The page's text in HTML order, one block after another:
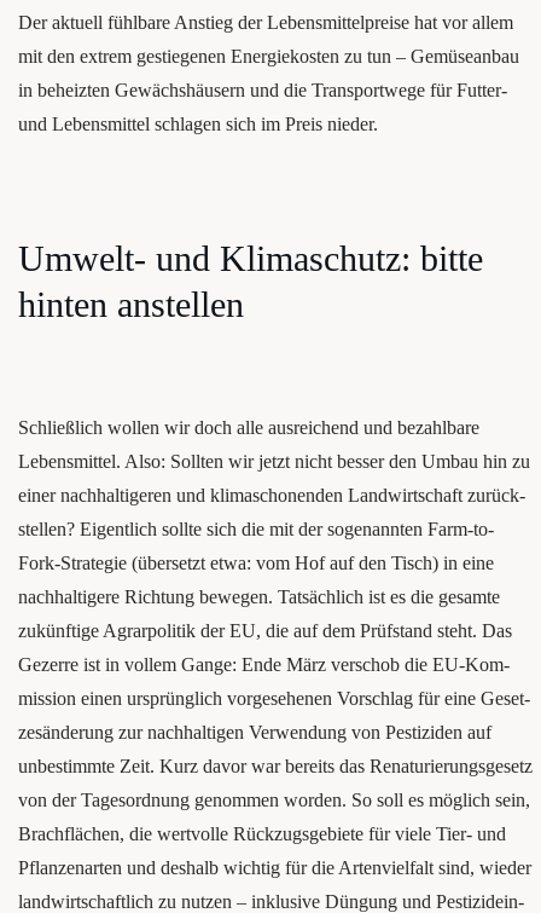
Der aktu­ell fühl­ba­re Anstieg der Lebens­mit­tel­prei­se hat vor allem
mit den extrem gestie­ge­nen Ener­gie­kos­ten zu tun – Gemü­se­an­bau
in beheiz­ten Gewächs­häu­sern und die Trans­port­we­ge für Fut­ter-
und Lebens­mit­tel schla­gen sich im Preis nieder.
Umwelt- und Kli­ma­schutz: bit­te
hin­ten anstellen
Schließ­lich wol­len wir doch alle aus­rei­chend und bezahl­ba­re
Lebens­mit­tel. Also: Soll­ten wir jetzt nicht bes­ser den Umbau hin zu
einer nach­hal­ti­ge­ren und kli­ma­scho­nen­den Land­wirt­schaft zurück­
stel­len? Eigent­lich soll­te sich die mit der soge­nann­ten Farm-to-
Fork-Stra­te­gie (über­setzt etwa: vom Hof auf den Tisch) in eine
nach­hal­ti­ge­re Rich­tung bewe­gen. Tat­säch­lich ist es die gesam­te
zukünf­ti­ge Agrar­po­li­tik der EU, die auf dem Prüf­stand steht. Das
Gezer­re ist in vol­lem Gan­ge: Ende März ver­schob die EU-Kom­
mis­si­on einen ursprüng­lich vor­ge­se­he­nen Vor­schlag für eine Geset­
zes­än­de­rung zur nach­hal­ti­gen Ver­wen­dung von Pes­ti­zi­den auf
unbe­stimm­te Zeit. Kurz davor war bereits das Rena­tu­rie­rungs­ge­setz
von der Tages­ord­nung genom­men wor­den. So soll es mög­lich sein,
Brach­flä­chen, die wert­vol­le Rück­zugs­ge­bie­te für vie­le Tier- und
Pflan­zen­ar­ten und des­halb wich­tig für die Arten­viel­falt sind, wie­der
land­wirt­schaft­lich zu nut­zen – inklu­si­ve Dün­gung und Pes­ti­zid­ein­